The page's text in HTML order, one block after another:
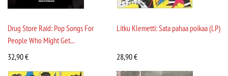
Drug Store Raid: Pop Songs For
People Who Might Get...
32,90€
Litku Klemetti: Sata pahaa poikaa (LP)
28,90€